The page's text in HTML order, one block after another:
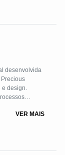
desenvolvida
design.
VER MAIS